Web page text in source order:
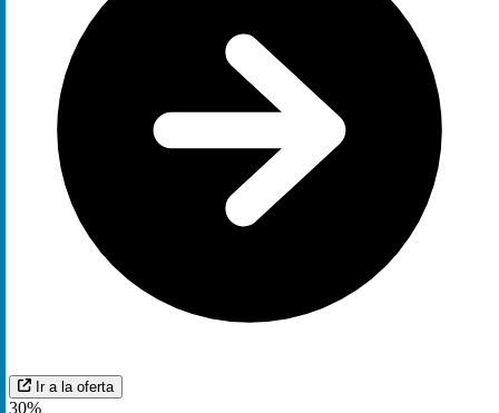
Ir a la oferta
30%